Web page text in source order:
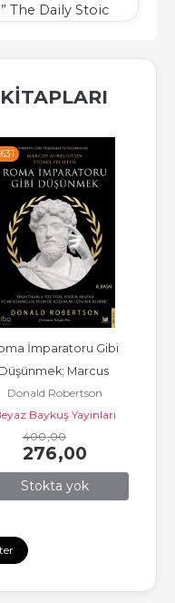
The Daily Stoic
31
Stokta yok
İmparatoru Gibi
Düşünmek; Marcus
Aurelius'un Stoacı
Felsefesi
Donald Robertson
Baykuş Yayınları
400,00
276,00